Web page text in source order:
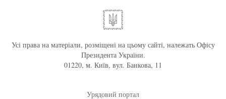
Усі права на матеріали, розміщені на цьому сайті, належать Офісу
Президента України.
01220, м. Київ, вул. Банкова, 11
Урядовий портал